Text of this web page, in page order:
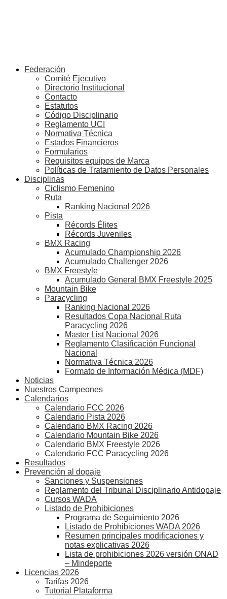
Federación
Comité Ejecutivo
Directorio Institucional
Contacto
Estatutos
Código Disciplinario
Reglamento UCI
Normativa Técnica
Estados Financieros
Formularios
Requisitos equipos de Marca
Políticas de Tratamiento de Datos Personales
Disciplinas
Ciclismo Femenino
Ruta
Ranking Nacional 2026
Pista
Récords Élites
Récords Juveniles
BMX Racing
Acumulado Championship 2026
Acumulado Challenger 2026
BMX Freestyle
Acumulado General BMX Freestyle 2025
Mountain Bike
Paracycling
Ranking Nacional 2026
Resultados Copa Nacional Ruta
Paracycling 2026
Master List Nacional 2026
Reglamento Clasificación Funcional
Nacional
Normativa Técnica 2026
Formato de Información Médica (MDF)
Noticias
Nuestros Campeones
Calendarios
Calendario FCC 2026
Calendario Pista 2026
Calendario BMX Racing 2026
Calendario Mountain Bike 2026
Calendario BMX Freestyle 2026
Calendario FCC Paracycling 2026
Resultados
Prevención al dopaje
Sanciones y Suspensiones
Reglamento del Tribunal Disciplinario Antidopaje
Cursos WADA
Listado de Prohibiciones
Programa de Seguimiento 2026
Listado de Prohibiciones WADA 2026
Resumen principales modificaciones y
notas explicativas 2026
Lista de prohibiciones 2026 versión ONAD
– Mindeporte
Licencias 2026
Tarifas 2026
Tutorial Plataforma